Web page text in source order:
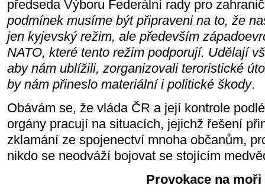
předseda Výboru Federální rady pro
podmínek musíme být připraveni na to, že
jen kyjevský režim, ale především
NATO, které tento režim podporují. Udělají
aby nám ublížili, zorganizovali teroristické
by nám přineslo materiální i politické škody.
Obávám se, že vláda ČR a její kontrole
orgány pracují na situacích, jejichž řešení
zklamání ze spojenectví mnoha občanům,
nikdo se neodváží bojovat se stojícím
Provokace na moři